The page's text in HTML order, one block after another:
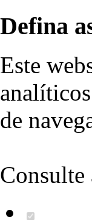
Defina
Este
de
Consulte